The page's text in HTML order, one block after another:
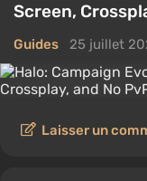
Screen,
Guides 25 juillet
Laisser un